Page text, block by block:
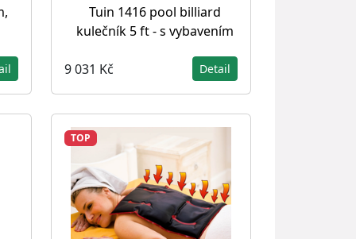
Tuin 1416 pool billiard
kulečník 5 ft - s vybavením
9 031 Kč Detail
TOP